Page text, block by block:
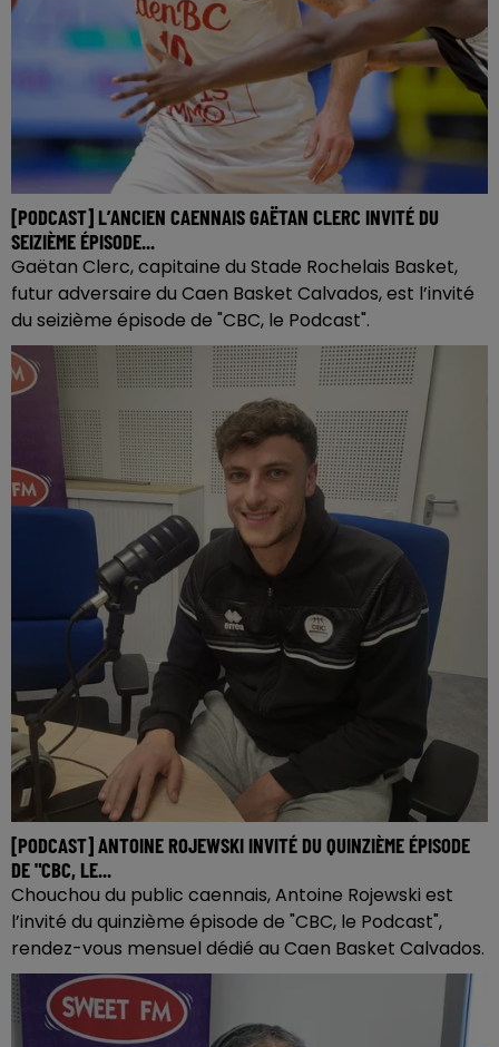
[PODCAST] L’ANCIEN CAENNAIS GAËTAN CLERC INVITÉ DU
SEIZIÈME ÉPISODE...
Gaëtan Clerc, capitaine du Stade Rochelais Basket,
futur adversaire du Caen Basket Calvados, est l’invité
du seizième épisode de "CBC, le Podcast".
[PODCAST] ANTOINE ROJEWSKI INVITÉ DU QUINZIÈME ÉPISODE
DE "CBC, LE...
Chouchou du public caennais, Antoine Rojewski est
l’invité du quinzième épisode de "CBC, le Podcast",
rendez-vous mensuel dédié au Caen Basket Calvados.